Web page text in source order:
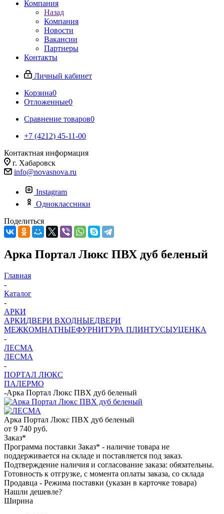
Компания
Назад
Компания
Новости
Вакансии
Партнеры
Контакты
Личный кабинет
Корзина0
Отложенные0
Сравнение товаров0
+7 (4212) 45-11-00
Контактная информация
г. Хабаровск
info@novasnova.ru
Instagram
Одноклассники
Поделиться
Арка Портал Люкс ПВХ дуб беленый
Главная
-
Каталог
-
АРКИ
АРКИДВЕРИ ВХОДНЫЕДВЕРИ
МЕЖКОМНАТНЫЕФУРНИТУРА ПЛИНТУСЫУЦЕНКА
-
ЛЕСМА
ЛЕСМА
-
ПОРТАЛ ЛЮКС
ПАЛЕРМО
-Арка Портал Люкс ПВХ дуб беленый
Арка Портал Люкс ПВХ дуб беленый
от 9 740 руб.
Заказ*
Программа поставки Заказ* - наличие товара не
поддерживается на складе и поставляется под заказ.
Подтверждение наличия и согласование заказа: обязательны.
Готовность к отгрузке, с момента оплаты заказа, со склада
Продавца - Режима поставки (указан в карточке товара)
Нашли дешевле?
Ширина